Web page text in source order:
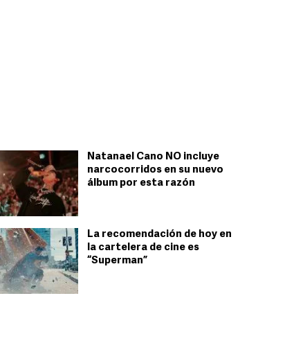
Natanael Cano NO incluye
narcocorridos en su nuevo
álbum por esta razón
La recomendación de hoy en
la cartelera de cine es
“Superman”